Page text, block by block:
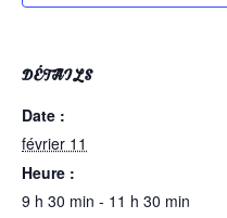
DÉTAILS
Date :
février 11
Heure :
9 h 30 min - 11 h 30 min